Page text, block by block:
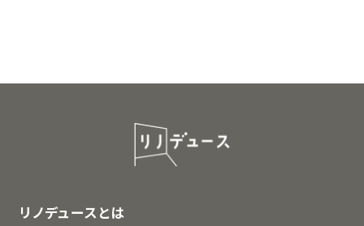
リノデュースとは